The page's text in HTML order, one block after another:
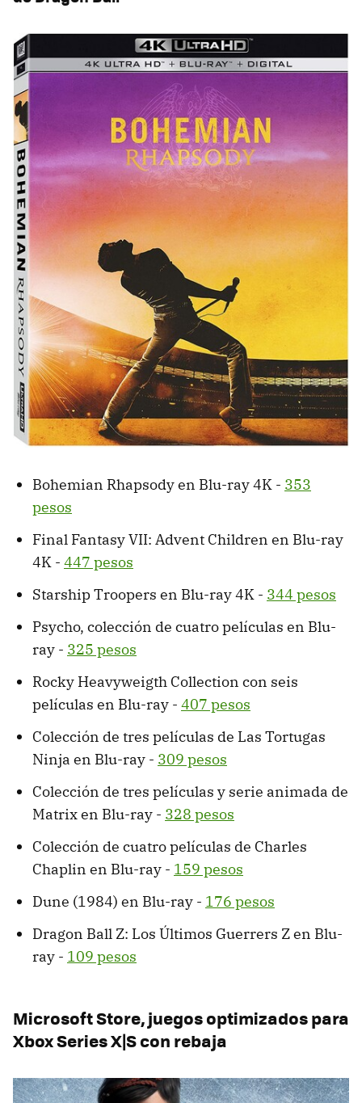
Bohemian Rhapsody en Blu-ray 4K - 353
pesos
Final Fantasy VII: Advent Children en Blu-ray
4K - 447 pesos
Starship Troopers en Blu-ray 4K - 344 pesos
Psycho, colección de cuatro películas en Blu-
ray - 325 pesos
Rocky Heavyweigth Collection con seis
películas en Blu-ray - 407 pesos
Colección de tres películas de Las Tortugas
Ninja en Blu-ray - 309 pesos
Colección de tres películas y serie animada de
Matrix en Blu-ray - 328 pesos
Colección de cuatro películas de Charles
Chaplin en Blu-ray - 159 pesos
Dune (1984) en Blu-ray - 176 pesos
Dragon Ball Z: Los Últimos Guerrers Z en Blu-
ray - 109 pesos
Microsoft Store, juegos optimizados para
Xbox Series X|S con rebaja